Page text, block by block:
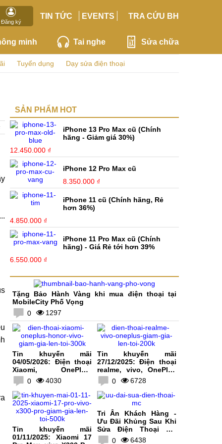
Đăng ký
TIN TỨC EVENTS TRA CỨU BH
minh Tai nghe Sửa chữa
Tuyển dụng Dạy sửa điện thoại
SẢN PHẨM HOT
iPhone 13 Pro Max cũ (Chính
hãng - Giảm giá 30%)
12.450.000 ₫
iPhone 12 Pro Max cũ
8.350.000 ₫
iPhone 11 cũ (Chính hãng, Rẻ
hơn 36%)
4.850.000 ₫
iPhone 11 Pro Max cũ (Chính
hãng) - Giá Rẻ tới hơn 39%
6.550.000 ₫
Tặng Bảo Hành Vàng khi mua điện thoại tại
MobileCity Phố Vọng
0
1297
Tin khuyến mãi
04/05/2026: Điện thoại
Xiaomi, OnePlus,
HONOR, vivo giảm giá
lên tới 300K
0 4030
Tin khuyến mãi
27/12/2025: Điện thoại
realme, vivo, OnePlus
giảm giá lên tới 200K
0 6728
Tin khuyến mãi
01/11/2025: Xiaomi 17
Tri Ân Khách Hàng -
Ưu Đãi Khủng Sau Khi
Sửa Điện Thoại Tại
MobileCity
0 6438